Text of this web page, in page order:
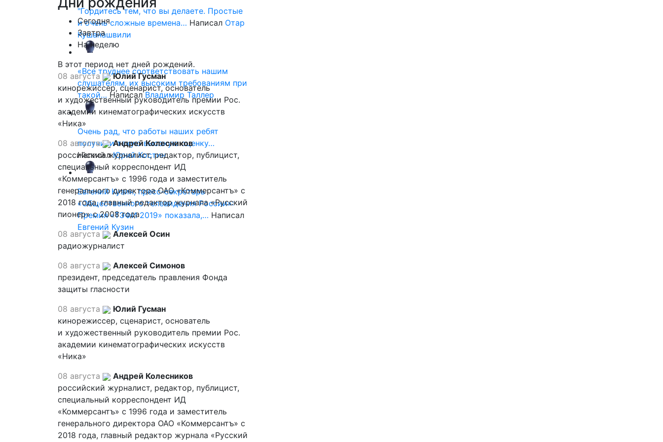
"Гордитесь тем, что вы делаете. Простые
и очень сложные времена… Написал Отар
Кушанашвили
«Все труднее соответствовать нашим
слушателям, их высоким требованиям при
такой… НаписалВладимир Таллер
Очень рад, что работы наших ребят
получили такую высокую оценку…
НаписалЮрий Костин
Евгений Кузин, пресс-секретарь
«Общественного телевидения России»:
Премия «ТЭФИ 2019» показала,… Написал
Евгений Кузин
Сегодня
Завтра
На неделю
В этот период нет дней рождений.
08 августа
Юлий Гусман
кинорежиссер, сценарист, основатель
и художественный руководитель премии Рос.
академии кинематографических искусств
«Ника»
08 августа
Андрей Колесников
российский журналист, редактор, публицист,
специальный корреспондент ИД
«Коммерсантъ» с 1996 года и заместитель
генерального директора ОАО «Коммерсантъ» с
2018 года, главный редактор журнала «Русский
пионер» с 2008 года
08 августа
Алексей Осин
радиожурналист
08 августа
Алексей Симонов
президент, председатель правления Фонда
защиты гласности
08 августа
Юлий Гусман
кинорежиссер, сценарист, основатель
и художественный руководитель премии Рос.
академии кинематографических искусств
«Ника»
08 августа
Андрей Колесников
российский журналист, редактор, публицист,
специальный корреспондент ИД
«Коммерсантъ» с 1996 года и заместитель
генерального директора ОАО «Коммерсантъ» с
2018 года, главный редактор журнала «Русский